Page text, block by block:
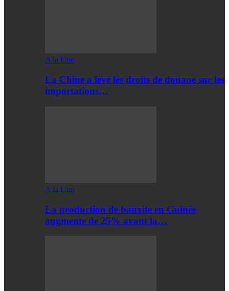
A la Une
La Chine a levé les droits de douane sur les
importations…
A la Une
La production de bauxite en Guinée
augmente de 25% avant la…